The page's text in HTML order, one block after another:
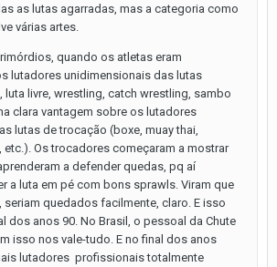
as lutas agarradas, mas a categoria como
várias artes.
quando os atletas eram
lutadores unidimensionais das lutas
luta livre, wrestling, catch wrestling, sambo
clara vantagem sobre os lutadores
lutas de trocação (boxe, muay thai,
etc.). Os trocadores começaram a mostrar
a defender quedas, pq aí
a luta em pé com bons sprawls. Viram que
seriam quedados facilmente, claro. E isso
dos anos 90. No Brasil, o pessoal da Chute
isso nos vale-tudo. E no final dos anos
lutadores profissionais totalmente